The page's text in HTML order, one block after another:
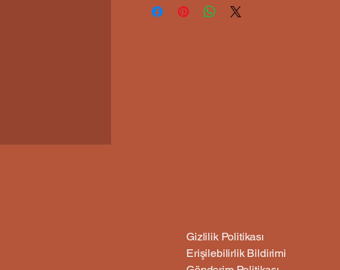
Gizlilik Politikası
Erişilebilirlik Bildirimi